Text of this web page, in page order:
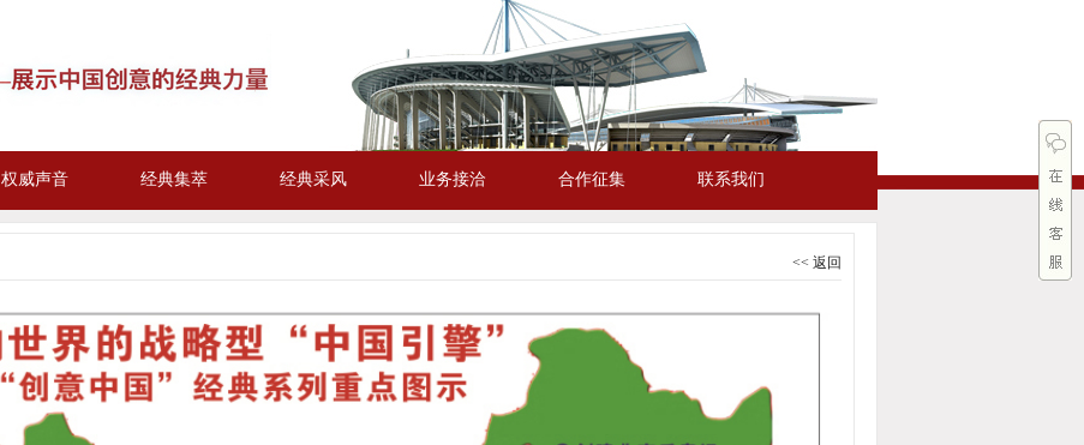
权威声音 经典集萃 经典采风 业务接洽 合作征集 联系我们
<< 返回